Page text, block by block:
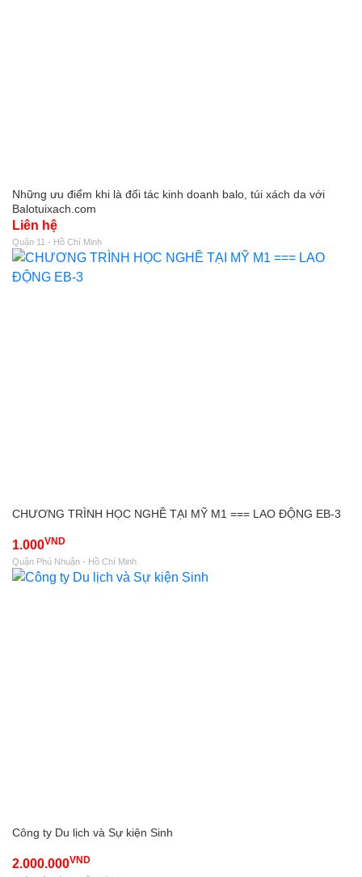
Những ưu điểm khi là đối tác kinh doanh balo, túi xách da với
Balotuixach.com
Liên hệ
Quận 11 - Hồ Chí Minh
CHƯƠNG TRÌNH HỌC NGHỀ TẠI MỸ M1 === LAO ĐỘNG EB-3
1.000VND
Quận Phú Nhuận - Hồ Chí Minh
Công ty Du lịch và Sự kiện Sinh
2.000.000VND